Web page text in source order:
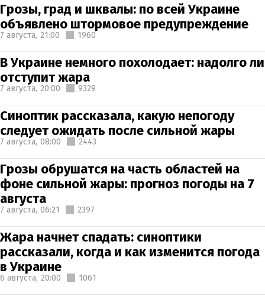
Грозы, град и шквалы: по всей Украине
объявлено штормовое предупреждение
7 августа, 21:00 1960
В Украине немного похолодает: надолго ли
отступит жара
7 августа, 20:00 9329
Синоптик рассказала, какую непогоду
следует ожидать после сильной жары
7 августа, 08:00 2443
Грозы обрушатся на часть областей на
фоне сильной жары: прогноз погоды на 7
августа
7 августа, 06:21 2397
Жара начнет спадать: синоптики
рассказали, когда и как изменится погода
в Украине
6 августа, 20:00 1061